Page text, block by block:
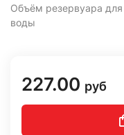
Объём резервуара для
воды
227.00 руб